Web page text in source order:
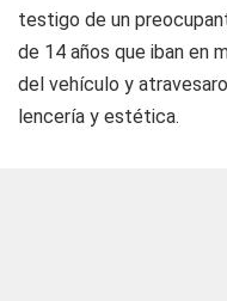
testigo de un
de 14 años que iban en
del vehículo y
lencería y estética.